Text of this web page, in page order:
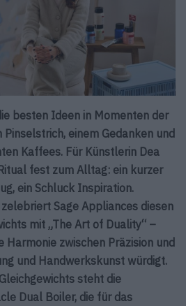
besten Ideen in Momenten der
Pinselstrich, einem Gedanken und
Kaffees. Für Künstlerin Dea
fest zum Alltag: ein kurzer
ein Schluck Inspiration.
zelebriert Sage Appliances diesen
mit „The Art of Duality“ –
Harmonie zwischen Präzision und
und Handwerkskunst würdigt.
steht die
Dual Boiler, die für das